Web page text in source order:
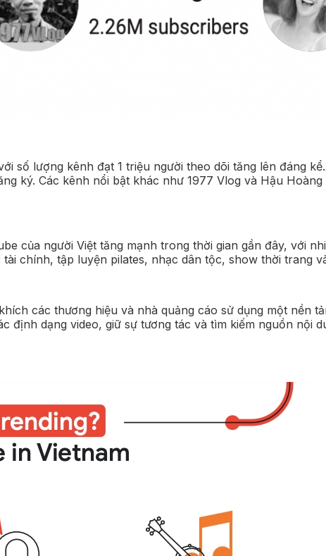
số lượng kênh đạt 1 triệu người theo dõi tăng lên đáng
ký. Các kênh nổi bật khác như 1977 Vlog và Hậu
của người Việt tăng mạnh trong thời gian gần đây, với
chính, tập luyện pilates, nhạc dân tộc, show thời trang
các thương hiệu và nhà quảng cáo sử dụng một nền
định dạng video, giữ sự tương tác và tìm kiếm nguồn nội